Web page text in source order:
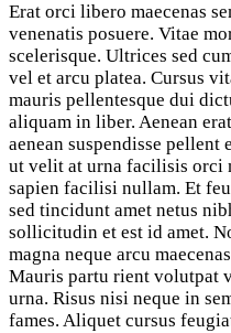
Erat orci libero maecenas
venenatis posuere. Vitae
scelerisque. Ultrices sed
vel et arcu platea. Cursus
mauris pellentesque dui
aliquam in liber. Aenean
aenean suspendisse pellent
ut velit at urna facilisis orci
sapien facilisi nullam. Et
sed tincidunt amet netus
sollicitudin et est id amet.
magna neque arcu
Mauris partu rient volutpat
urna. Risus nisi neque in
fames. Aliquet cursus